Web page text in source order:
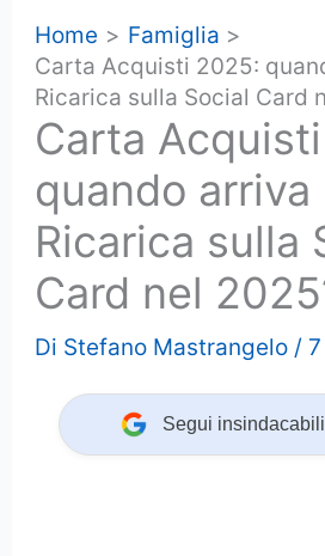
Home
Famiglia
Carta Acquisti 2025:
Ricarica sulla Social Card
Carta
quando arriva
Ricarica sulla
Card nel
Di Stefano Mastrangelo /
Segui